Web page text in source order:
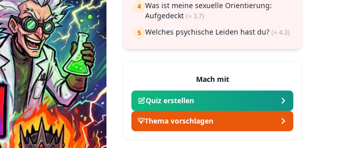
4 Was ist meine sexuelle Orientierung:
Aufgedeckt (⭐ 3.7)
5 Welches psychische Leiden hast du? (⭐ 4.3)
Mach mit
Quiz erstellen
💡Thema vorschlagen